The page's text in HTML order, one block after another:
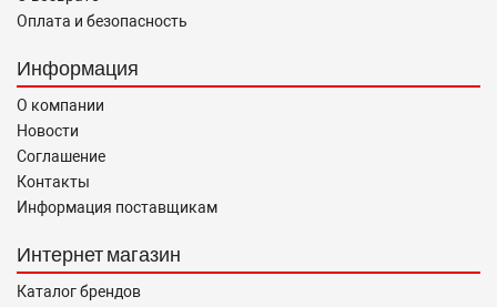
Оплата и безопасность
Информация
О компании
Новости
Соглашение
Контакты
Информация поставщикам
Интернет магазин
Каталог брендов